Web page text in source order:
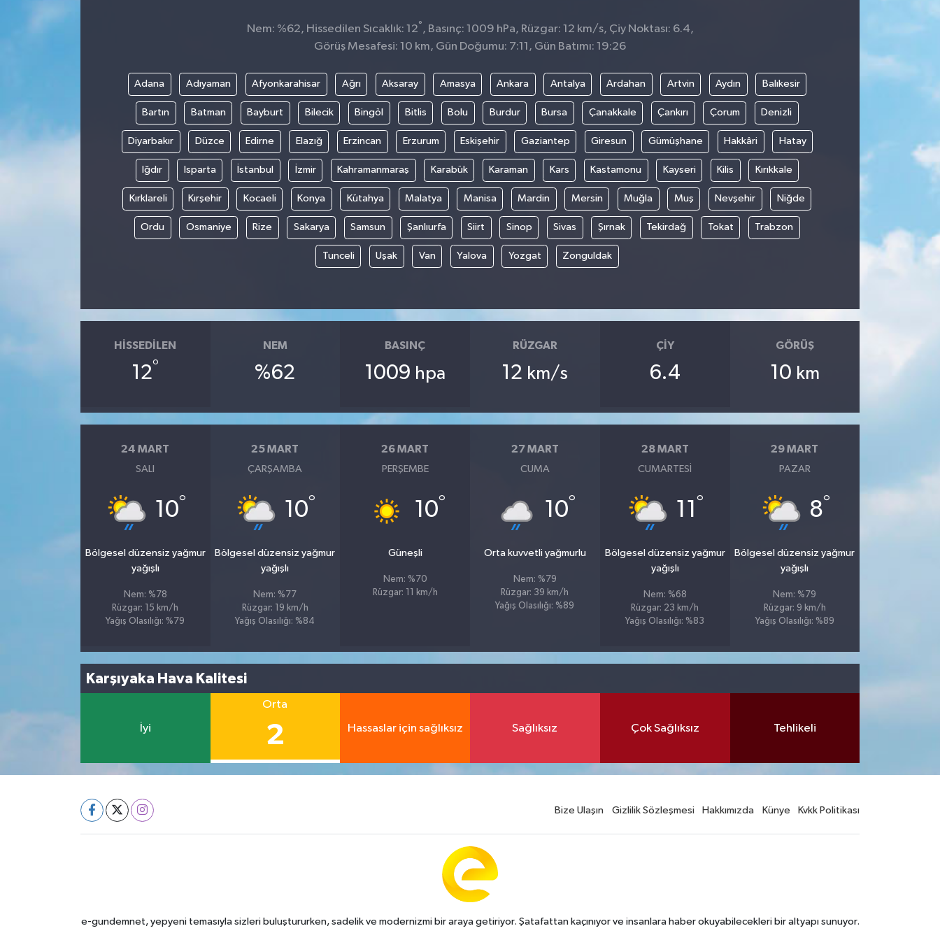
Nem: %62, Hissedilen Sıcaklık: 12° , Basınç: 1009 hPa, Rüzgar: 12 km/s, Çiy Noktası: 6.4,
Görüş Mesafesi: 10 km, Gün Doğumu: 7:11, Gün Batımı: 19:26
Adana Adıyaman Afyonkarahisar Ağrı Aksaray Amasya Ankara Antalya Ardahan Artvin Aydın Balıkesir
Bartın Batman Bayburt Bilecik Bingöl Bitlis Bolu Burdur Bursa Çanakkale Çankırı Çorum Denizli
Diyarbakır Düzce Edirne Elazığ Erzincan Erzurum Eskişehir Gaziantep Giresun Gümüşhane Hakkâri Hatay
Iğdır Isparta İstanbul İzmir Kahramanmaraş Karabük Karaman Kars Kastamonu Kayseri Kilis Kırıkkale
Kırklareli Kırşehir Kocaeli Konya Kütahya Malatya Manisa Mardin Mersin Muğla Muş Nevşehir Niğde
Ordu Osmaniye Rize Sakarya Samsun Şanlıurfa Siirt Sinop Sivas Şırnak Tekirdağ Tokat Trabzon
Tunceli Uşak Van Yalova Yozgat Zonguldak
HISSEDILEN
12°
NEM
%62
BASINÇ
1009 hpa
RÜZGAR
12 km/s
ÇIY
6.4
GÖRÜŞ
10 km
24 MART
SALI
10°
Bölgesel düzensiz yağmur
yağışlı
Nem: %78
Rüzgar: 15 km/h
Yağış Olasılığı: %79
25 MART
ÇARŞAMBA
10°
Bölgesel düzensiz yağmur
yağışlı
Nem: %77
Rüzgar: 19 km/h
Yağış Olasılığı: %84
26 MART
PERŞEMBE
10°
Güneşli
Nem: %70
Rüzgar: 11 km/h
27 MART
CUMA
10°
Orta kuvvetli yağmurlu
Nem: %79
Rüzgar: 39 km/h
Yağış Olasılığı: %89
28 MART
CUMARTESI
11 °
Bölgesel düzensiz yağmur
yağışlı
Nem: %68
Rüzgar: 23 km/h
Yağış Olasılığı: %83
29 MART
PAZAR
8°
Bölgesel düzensiz yağmur
yağışlı
Nem: %79
Rüzgar: 9 km/h
Yağış Olasılığı: %89
Karşıyaka Hava Kalitesi
İyi
Orta
2 Hassaslar için sağlıksız Sağlıksız Çok Sağlıksız Tehlikeli
Bize Ulaşın Gizlilik Sözleşmesi Hakkımızda Künye Kvkk Politikası
e-gundemnet, yepyeni temasıyla sizleri buluştururken, sadelik ve modernizmi bir araya getiriyor. Şatafattan kaçınıyor ve insanlara haber okuyabilecekleri bir altyapı sunuyor.